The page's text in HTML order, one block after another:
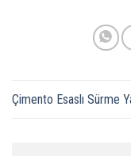
Çimento Esaslı Sürme